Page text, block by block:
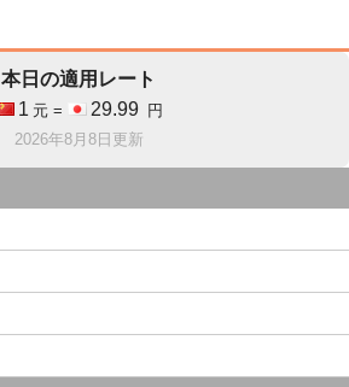
本日の適用レート
1 元 = 29.99
円
2026年8月8日更新